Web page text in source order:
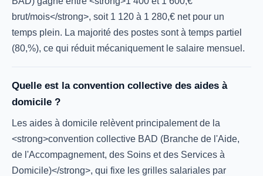
brut/mois</strong>, soit 1 120 à 1 280,€ net pour un
temps plein. La majorité des postes sont à temps partiel
(80,%), ce qui réduit mécaniquement le salaire mensuel.
Quelle est la convention collective des aides à
domicile ?
Les aides à domicile relèvent principalement de la
<strong>convention collective BAD (Branche de l'Aide,
de l'Accompagnement, des Soins et des Services à
Domicile)</strong>, qui fixe les grilles salariales par